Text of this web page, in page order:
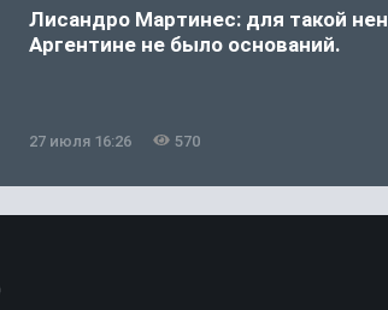
Лисандро Мартинес: для такой
Аргентине не было оснований.
27 июля 16:26 570